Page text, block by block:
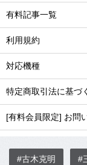
有料記事一覧
利用規約
対応機種
特定商取引法に基づ
[有料会員限定] お問
#古木克明 #